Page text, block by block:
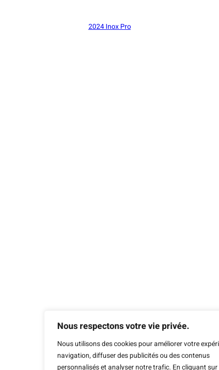
Nous respectons votre vie privée.
Nous utilisons des cookies pour améliorer votre
navigation, diffuser des publicités ou des contenus
personnalisés et analyser notre trafic. En cliquant sur
2024 Inox Pro